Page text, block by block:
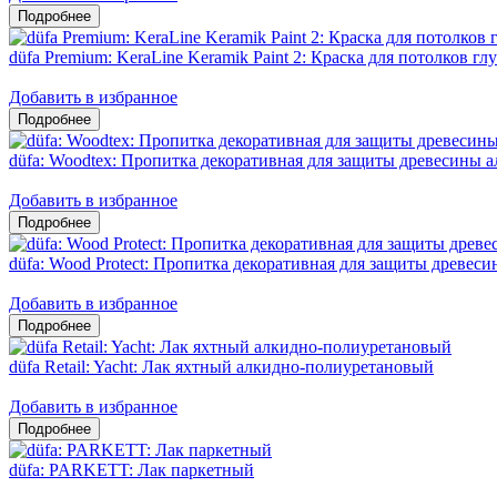
düfa Premium: KeraLine Keramik Paint 2: Краска для потолков
Добавить в избранное
düfa: Woodtex: Пропитка декоративная для защиты древесины
Добавить в избранное
düfa: Wood Protect: Пропитка декоративная для защиты
Добавить в избранное
düfa Retail: Yacht: Лак яхтный алкидно-полиуретановый
Добавить в избранное
düfa: PARKETT: Лак паркетный